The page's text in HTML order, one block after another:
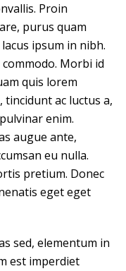
Proin
purus quam
ipsum in nibh.
Morbi id
quis lorem
tincidunt ac luctus a,
enim.
augue ante,
eu nulla.
pretium. Donec
eget eget
sed, elementum in
est imperdiet